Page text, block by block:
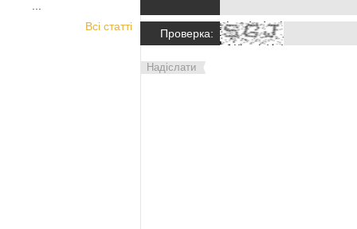
Всі статті
Проверка:
Надіслати